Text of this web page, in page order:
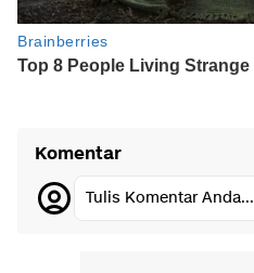
Komentar
Tulis Komentar Anda...